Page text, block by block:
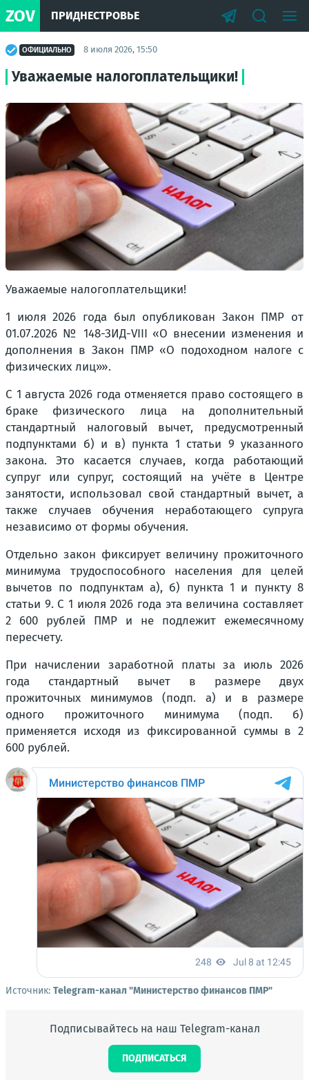
ZOV ПРИДНЕСТРОВЬЕ
ОФИЦИАЛЬНО 8 июля 2026, 15:50
Уважаемые налогоплательщики!
Уважаемые налогоплательщики!
1 июля 2026 года был опубликован Закон ПМР от
01.07.2026 № 148-ЗИД-VIII «О внесении изменения и
дополнения в Закон ПМР «О подоходном налоге с
физических лиц»».
С 1 августа 2026 года отменяется право состоящего в
браке физического лица на дополнительный
стандартный налоговый вычет, предусмотренный
подпунктами б) и в) пункта 1 статьи 9 указанного
закона. Это касается случаев, когда работающий
супруг или супруг, состоящий на учёте в Центре
занятости, использовал свой стандартный вычет, а
также случаев обучения неработающего супруга
независимо от формы обучения.
Отдельно закон фиксирует величину прожиточного
минимума трудоспособного населения для целей
вычетов по подпунктам а), б) пункта 1 и пункту 8
статьи 9. С 1 июля 2026 года эта величина составляет
2 600 рублей ПМР и не подлежит ежемесячному
пересчету.
При начислении заработной платы за июль 2026
года стандартный вычет в размере двух
прожиточных минимумов (подп. а) и в размере
одного прожиточного минимума (подп. б)
применяется исходя из фиксированной суммы в 2
600 рублей.
Источник: Telegram-канал "Министерство финансов ПМР"
Подписывайтесь на наш Telegram-канал
ПОДПИСАТЬСЯ